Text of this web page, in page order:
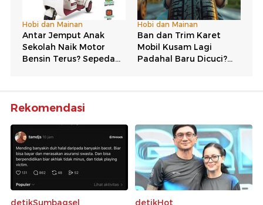
Rekomendasi
detikSumbagsel detikHot